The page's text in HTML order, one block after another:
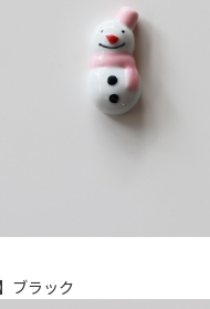
ブラック